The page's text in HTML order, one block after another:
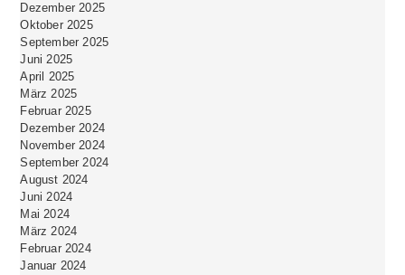
Dezember 2025
Oktober 2025
September 2025
Juni 2025
April 2025
März 2025
Februar 2025
Dezember 2024
November 2024
September 2024
August 2024
Juni 2024
Mai 2024
März 2024
Februar 2024
Januar 2024